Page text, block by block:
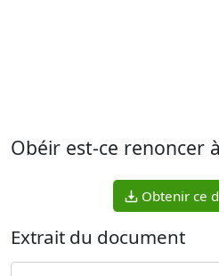
Obéir est-ce renoncer
Obtenir ce
Extrait du document